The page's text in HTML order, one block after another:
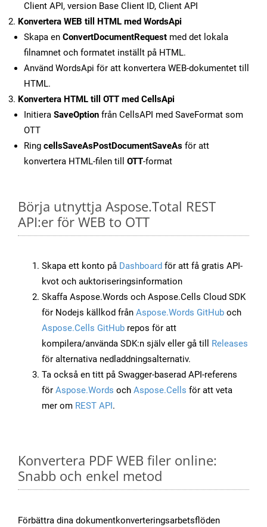
Client API, version Base Client ID, Client API
Konvertera WEB till HTML med WordsApi
Skapa en ConvertDocumentRequest med det lokala
filnamnet och formatet inställt på HTML.
Använd WordsApi för att konvertera WEB-dokumentet till
HTML.
Konvertera HTML till OTT med CellsApi
Initiera SaveOption från CellsAPI med SaveFormat som
OTT
Ring cellsSaveAsPostDocumentSaveAs för att
konvertera HTML-filen till OTT-format
Börja utnyttja Aspose.Total REST
API:er för WEB to OTT
Skapa ett konto på Dashboard för att få gratis API-
kvot och auktoriseringsinformation
Skaffa Aspose.Words och Aspose.Cells Cloud SDK
för Nodejs källkod från Aspose.Words GitHub och
Aspose.Cells GitHub repos för att
kompilera/använda SDK:n själv eller gå till Releases
för alternativa nedladdningsalternativ.
Ta också en titt på Swagger-baserad API-referens
för Aspose.Words och Aspose.Cells för att veta
mer om REST API.
Konvertera PDF WEB filer online:
Snabb och enkel metod
Förbättra dina dokumentkonverteringsarbetsflöden